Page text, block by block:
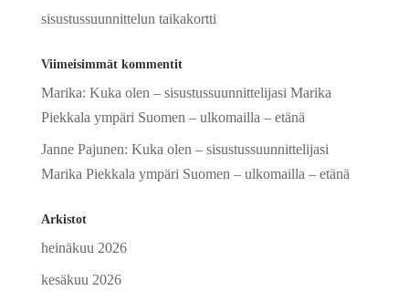
sisustussuunnittelun taikakortti
Viimeisimmät kommentit
Marika: Kuka olen – sisustussuunnittelijasi Marika
Piekkala ympäri Suomen – ulkomailla – etänä
Janne Pajunen: Kuka olen – sisustussuunnittelijasi
Marika Piekkala ympäri Suomen – ulkomailla – etänä
Arkistot
heinäkuu 2026
kesäkuu 2026